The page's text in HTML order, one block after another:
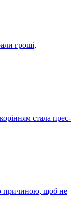
гроші,
стала прес-
щоб не